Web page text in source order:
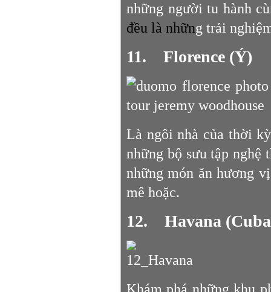
những người tu hành
đều là những trải
11. Florence (Ý)
Là ngôi nhà của thời
những bộ sưu tập
những món ăn hương
mê hoặc.
12. Havana